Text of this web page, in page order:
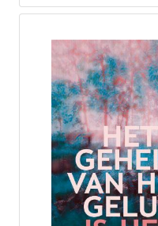
steeds levert. De
geloofsgemeenschap
betrokkenheid hun
dienstwerk als pastor
persoonlijkheid. In
op zijn spirituele rol
Heilig Graf. Ook
initiërende rol bij het
van Nederland”
tot de mooiste
Nederland. Tussen
evangelische
vrienden,
van velen in en